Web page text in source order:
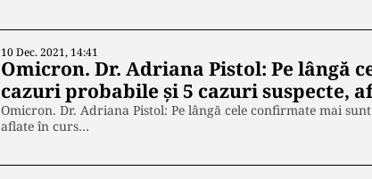
10 Dec. 2021, 14:41
Omicron. Dr. Adriana Pistol: Pe lângă
cazuri probabile și 5 cazuri suspecte,
Omicron. Dr. Adriana Pistol: Pe lângă cele confirmate mai
aflate în curs…